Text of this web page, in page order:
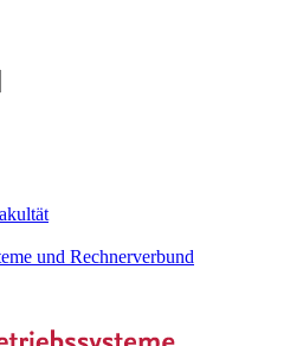
und Rechnerverbund